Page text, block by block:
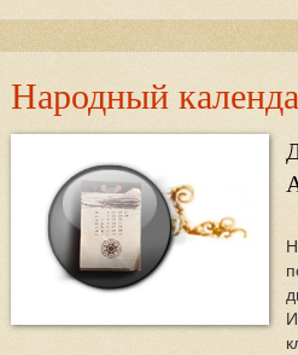
Народный